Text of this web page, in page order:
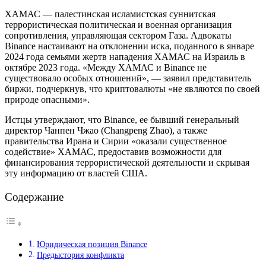
ХАМАС — палестинская исламистская суннитская
террористическая политическая и военная организация
сопротивления, управляющая сектором Газа. Адвокаты
Binance настаивают на отклонении иска, поданного в январе
2024 года семьями жертв нападения ХАМАС на Израиль в
октябре 2023 года. «Между ХАМАС и Binance не
существовало особых отношений», — заявил представитель
биржи, подчеркнув, что криптовалюты «не являются по своей
природе опасными».
Истцы утверждают, что Binance, ее бывший генеральный
директор Чанпен Чжао (Changpeng Zhao), а также
правительства Ирана и Сирии «оказали существенное
содействие» ХАМАС, предоставив возможности для
финансирования террористической деятельности и скрывая
эту информацию от властей США.
Содержание
Юридическая позиция Binance
Предыстория конфликта